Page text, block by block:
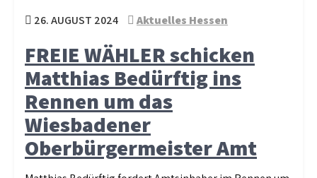
26. AUGUST 2024 Aktuelles Hessen
FREIE WÄHLER schicken
Matthias Bedürftig ins
Rennen um das
Wiesbadener
Oberbürgermeister Amt